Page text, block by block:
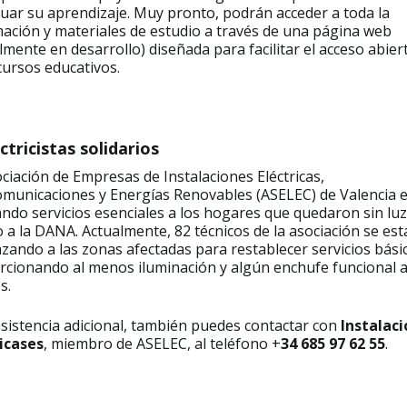
su aprendizaje. Muy pronto, podrán acceder a toda la
y materiales de estudio a través de una página web
en desarrollo) diseñada para facilitar el acceso
educativos.
solidarios
de Empresas de Instalaciones Eléctricas,
y Energías Renovables (ASELEC) de Valencia
servicios esenciales a los hogares que quedaron sin luz
a la DANA. Actualmente, 82 técnicos de la asociación se
a las zonas afectadas para restablecer servicios
al menos iluminación y algún enchufe funcional
adicional, también puedes contactar con
, miembro de ASELEC, al teléfono +34 685 97 62 55.